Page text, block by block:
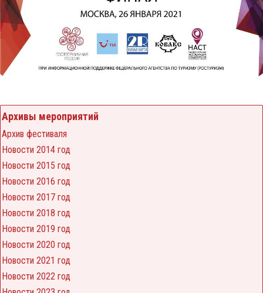
Архивы мероприятий
Архив фестиваля
Новости 2014 год
Новости 2015 год
Новости 2016 год
Новости 2017 год
Новости 2018 год
Новости 2019 год
Новости 2020 год
Новости 2021 год
Новости 2022 год